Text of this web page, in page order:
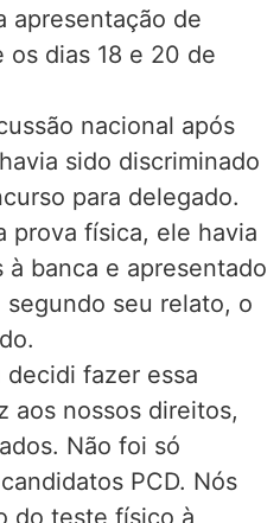
apresentação de
dias 18 e 20 de
nacional após
sido discriminado
para delegado.
prova física, ele havia
banca e apresentado
segundo seu relato, o
decidi fazer essa
aos nossos direitos,
Não foi só
PCD. Nós